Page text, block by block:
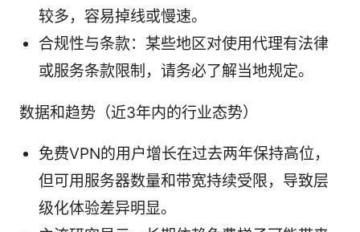
较多，容易掉线或慢速。
合规性与条款：某些地区对使用代理有法律
或服务条款限制，请务必了解当地规定。
数据和趋势（近3年内的行业态势）
免费VPN的用户增长在过去两年保持高位，
但可用服务器数量和带宽持续受限，导致层
级化体验差异明显。